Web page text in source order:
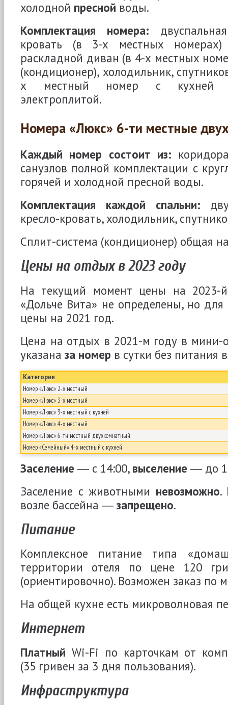
холодной пресной воды.
Комплектация номера:
кровать (в 3-х местных
раскладной диван (в 4-х местных
(кондиционер), холодильник,
х местный номер с кухней
электроплитой.
Номера «Люкс» 6-ти местные
Каждый номер состоит из:
санузлов полной комплектации с
горячей и холодной пресной воды.
Комплектация каждой спальни:
кресло-кровать, холодильник,
Сплит-система (кондиционер) общая
Цены на отдых в 2023 году
На текущий момент цены на 2023-
«Дольче Вита» не определены, но
цены на 2021 год.
Цена на отдых в 2021-м году в мини-
указана за номер в сутки без питания
Категория
Номер «Люкс» 2-х местный
Номер «Люкс» 3-х местный
Номер «Люкс» 3-х местный с кухней
Номер «Люкс» 4-х местный
Номер «Люкс» 6-ти местный двухкомнатный
Номер «Семейный» 4-х местный с кухней
Заселение ― с 14:00, выселение ― до
Заселение с животными невозможно.
возле бассейна ― запрещено.
Питание
Комплексное питание типа
территории отеля по цене 120
(ориентировочно). Возможен заказ по
На общей кухне есть микроволновая
Интернет
Платный Wi-Fi по карточкам от
(35 гривен за 3 дня пользования).
Инфраструктура